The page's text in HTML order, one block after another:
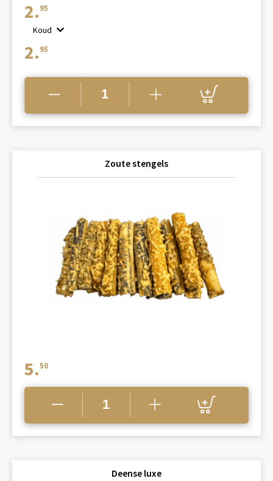
2. 95
Koud
2. 95
Zoute stengels
5.50
Deense luxe